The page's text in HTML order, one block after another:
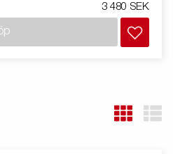
3 480 SEK